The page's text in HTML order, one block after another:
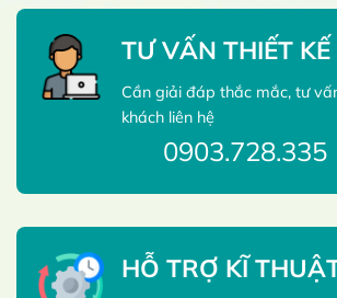
TƯ VẤN THIẾT KẾ
Cần giải đáp thắc mắc, tư
khách liên hệ
0903.728.335
HỖ TRỢ KĨ